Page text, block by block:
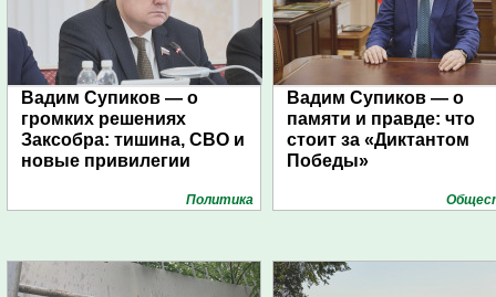
Вадим Супиков — о
громких решениях
Заксобра: тишина, СВО и
новые привилегии
Политика
Вадим Супиков — о
памяти и правде: что
стоит за «Диктантом
Победы»